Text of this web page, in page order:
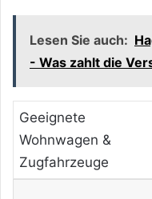
Lesen Sie auch:
- Was zahlt die
Geeignete
Wohnwagen &
Zugfahrzeuge